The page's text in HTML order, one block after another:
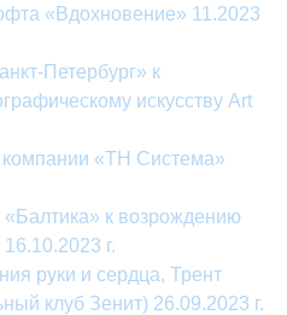
«Вдохновение» 11.2023
Петербург» к
искусству Art
компании «ТН Система»
к возрождению
г.
руки и сердца, Трент
клуб Зенит) 26.09.2023 г.